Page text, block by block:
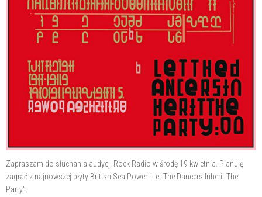
Zapraszam do słuchania audycji Rock Radio w środę 19 kwietnia. Planuję
zagrać z najnowszej płyty British Sea Power "Let The Dancers Inherit The
Party".